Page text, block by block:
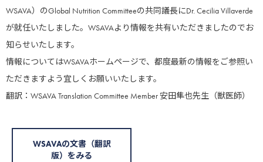
WSAVA）のGlobal Nutrition Committeeの共同議長にDr. Cecilia Villaverde
が就任いたしました。WSAVAより情報を共有いただきましたのでお
知らせいたします。
情報についてはWSAVAホームページで、都度最新の情報をご参照い
ただきますよう宜しくお願いいたします。
翻訳：WSAVA Translation Committee Member 安田隼也先生（獣医師）
WSAVAの文書（翻訳
版）をみる